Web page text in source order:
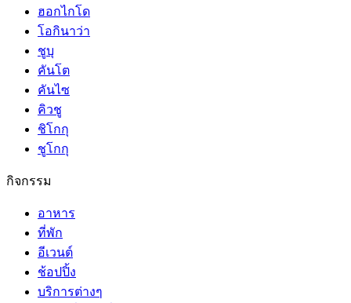
ฮอกไกโด
โอกินาว่า
ชูบุ
คันโต
คันไซ
คิวชู
ชิโกกุ
ชูโกกุ
กิจกรรม
อาหาร
ที่พัก
อีเวนต์
ช้อปปิ้ง
บริการต่างๆ